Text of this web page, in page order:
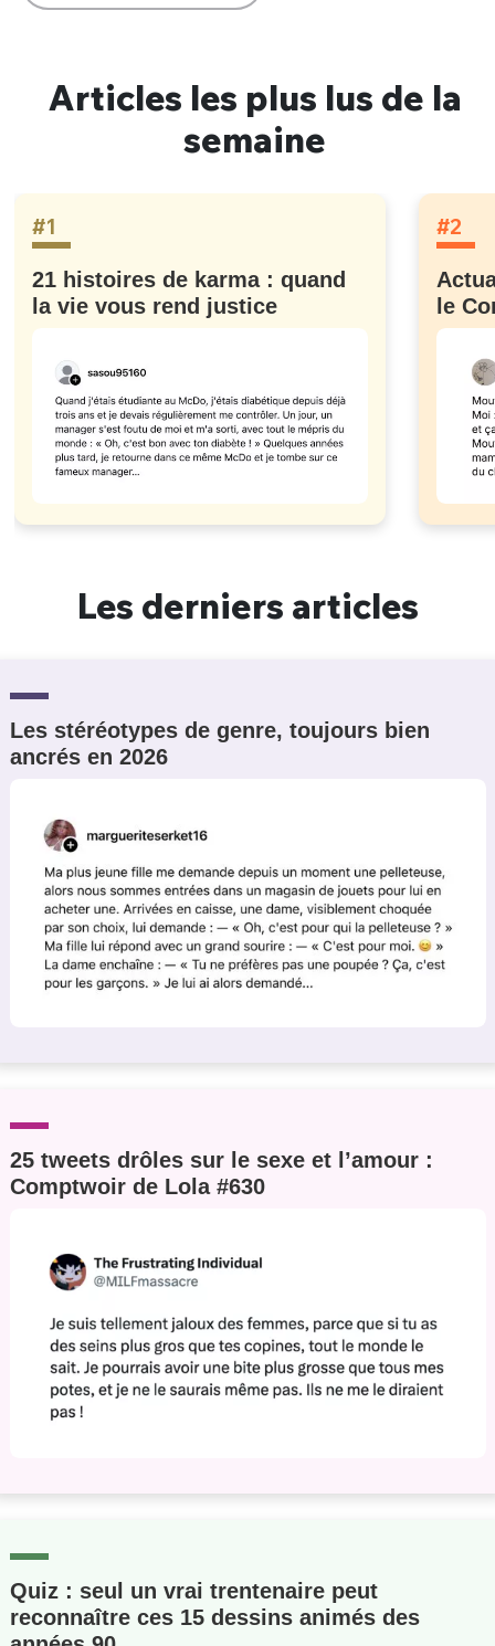
Articles les plus lus de la
semaine
#1
21 histoires de karma : quand
la vie vous rend justice
#2
le
Les derniers articles
Les stéréotypes de genre, toujours bien
ancrés en 2026
25 tweets drôles sur le sexe et l’amour :
Comptwoir de Lola #630
Quiz : seul un vrai trentenaire peut
reconnaître ces 15 dessins animés des